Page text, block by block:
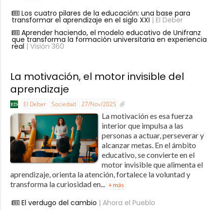
Los cuatro pilares de la educación: una base para
transformar el aprendizaje en el siglo XXI | El Deber
Aprender haciendo, el modelo educativo de Unifranz
que transforma la formación universitaria en experiencia
real | Visión 360
La motivación, el motor invisible del
aprendizaje
El Deber Sociedad 27/Nov/2025
La motivación es esa fuerza
interior que impulsa a las
personas a actuar, perseverar y
alcanzar metas. En el ámbito
educativo, se convierte en el
motor invisible que alimenta el
aprendizaje, orienta la atención, fortalece la voluntad y
transforma la curiosidad en... + más
El verdugo del cambio | Ahora el Pueblo